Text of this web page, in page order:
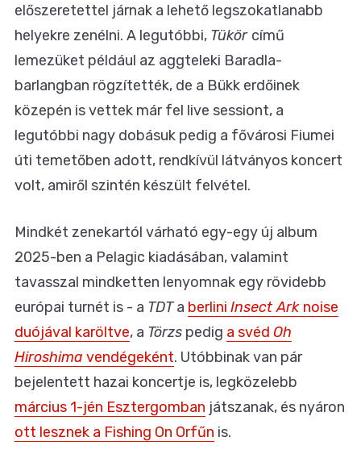
előszeretettel járnak a lehető legszokatlanabb
helyekre zenélni. A legutóbbi, Tükör című
lemezüket például az aggteleki Baradla-
barlangban rögzítették, de a Bükk erdőinek
közepén is vettek már fel live sessiont, a
legutóbbi nagy dobásuk pedig a fővárosi Fiumei
úti temetőben adott, rendkívül látványos koncert
volt, amiről szintén készült felvétel.
Mindkét zenekartól várható egy-egy új album
2025-ben a Pelagic kiadásában, valamint
tavasszal mindketten lenyomnak egy rövidebb
európai turnét is - a TDTa berlini Insect Ark noise
duójával karöltve, a Törzs pedig a svéd Oh
Hiroshima vendégeként. Utóbbinak van pár
bejelentett hazai koncertje is, legközelebb
március 1-jén Esztergomban játszanak, és nyáron
ott lesznek a Fishing On Orfűn is.